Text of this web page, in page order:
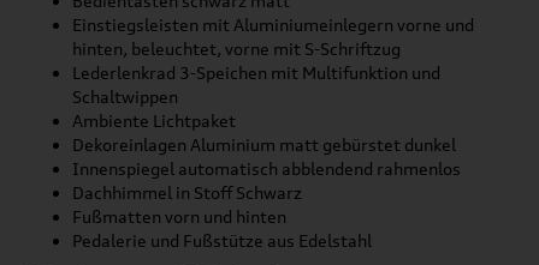
Einstiegsleisten mit Aluminiumeinlegern vorne und
hinten, beleuchtet, vorne mit S-Schriftzug
Lederlenkrad 3-Speichen mit Multifunktion und
Schaltwippen
Ambiente Lichtpaket
Dekoreinlagen Aluminium matt gebürstet dunkel
Innenspiegel automatisch abblendend rahmenlos
Dachhimmel in Stoff Schwarz
Fußmatten vorn und hinten
Pedalerie und Fußstütze aus Edelstahl